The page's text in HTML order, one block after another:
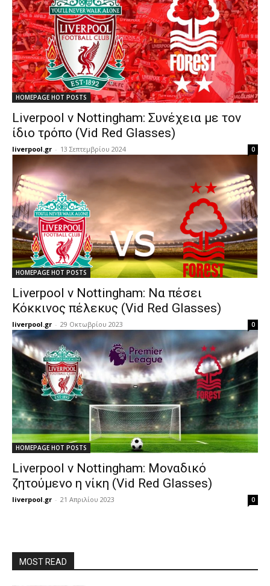
HOMEPAGE HOT POSTS
Liverpool v Nottingham: Συνέχεια με τον
ίδιο τρόπο (Vid Red Glasses)
liverpool.gr - 13 Σεπτεμβρίου 2024 0
HOMEPAGE HOT POSTS
Liverpool v Nottingham: Να πέσει
Κόκκινος πέλεκυς (Vid Red Glasses)
liverpool.gr - 29 Οκτωβρίου 2023 0
HOMEPAGE HOT POSTS
Liverpool v Nottingham: Μοναδικό
ζητούμενο η νίκη (Vid Red Glasses)
liverpool.gr - 21 Απριλίου 2023 0
MOST READ